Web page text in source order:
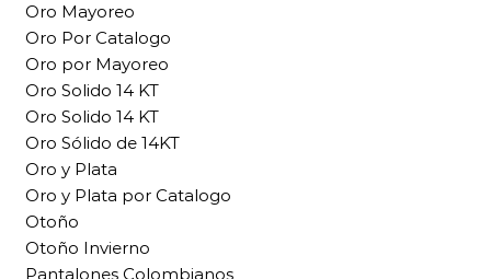
Oro Mayoreo
Oro Por Catalogo
Oro por Mayoreo
Oro Solido 14 KT
Oro Solido 14 KT
Oro Sólido de 14KT
Oro y Plata
Oro y Plata por Catalogo
Otoño
Otoño Invierno
Pantalones Colombianos